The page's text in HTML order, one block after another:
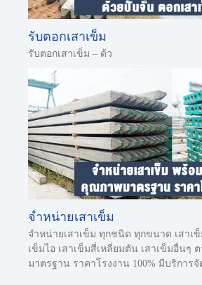
รับตอกเสาเข็ม
รับตอกเสาเข็ม – ด้ว
จำหน่ายเสาเข็ม
จำหน่ายเสาเข็ม ทุกชนิด ทุกขนาด เสาเ
เข็มไอ เสาเข็มสี่เหลี่ยมตัน เสาเข็มอื่นๆ
มาตรฐาน ราคาโรงงาน 100% มีบริการ